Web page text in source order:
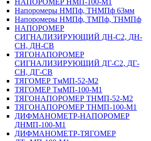
НАПОРОМЕР НМП-100-М1
Напоромеры НМПф, ТНМПф 63мм
Напоромеры НМПф, ТМПф, ТНМПф
НАПОРОМЕР
СИГНАЛИЗИРУЮЩИЙ ДН-С2, ДН-
СН, ДН-СВ
ТЯГОНАПОРОМЕР
СИГНАЛИЗИРУЮЩИЙ ДГ-С2, ДГ-
СН, ДГ-СВ
ТЯГОМЕР ТмМП-52-М2
ТЯГОМЕР ТмМП-100-М1
ТЯГОНАПОРОМЕР ТНМП-52-М2
ТЯГОНАПОРОМЕР ТНМП-100-М1
ДИФМАНОМЕТР-НАПОРОМЕР
ДНМП-100-М1
ДИФМАНОМЕТР-ТЯГОМЕР